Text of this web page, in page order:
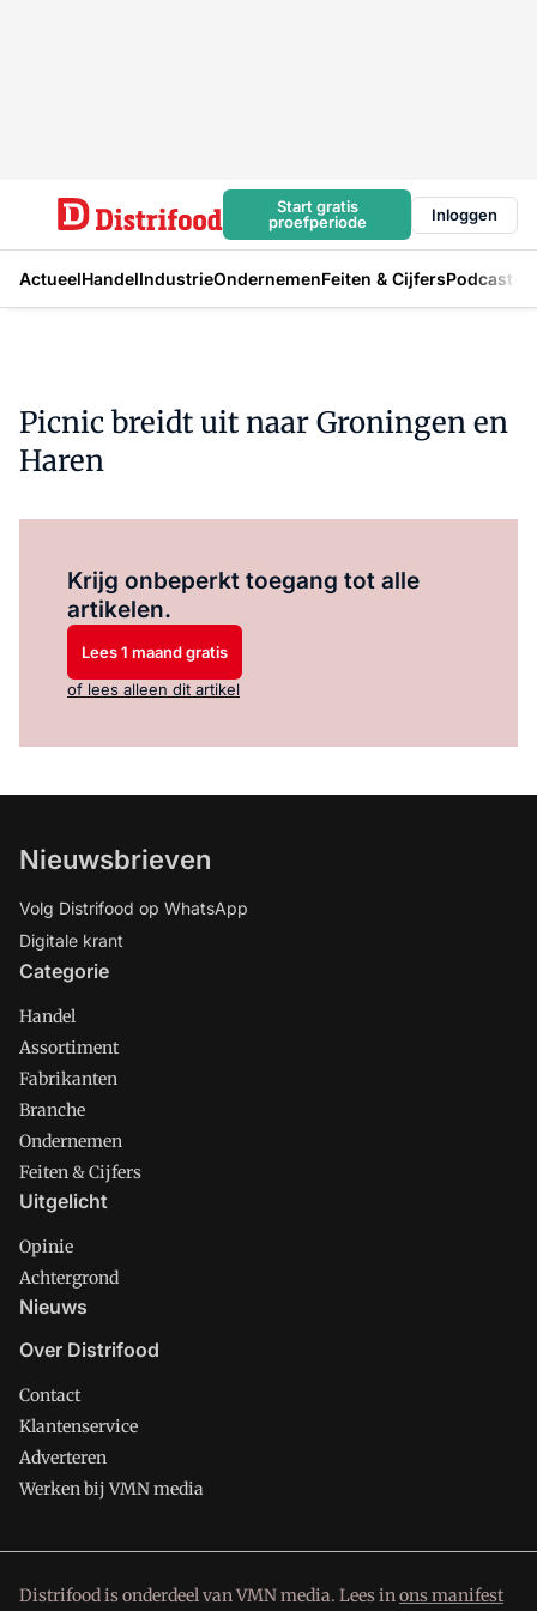
Start gratis
proefperiode
Inloggen
ActueelHandelIndustrieOndernemenFeiten & CijfersPodcast
Picnic breidt uit naar Groningen en
Haren
Krijg onbeperkt toegang tot alle
artikelen.
Lees 1 maand gratis
of lees alleen dit artikel
Nieuwsbrieven
Volg Distrifood op WhatsApp
Digitale krant
Categorie
Handel
Assortiment
Fabrikanten
Branche
Ondernemen
Feiten & Cijfers
Uitgelicht
Opinie
Achtergrond
Nieuws
Over Distrifood
Contact
Klantenservice
Adverteren
Werken bij VMN media
Distrifood is onderdeel van VMN media. Lees inons manifest